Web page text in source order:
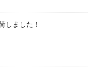
しました！